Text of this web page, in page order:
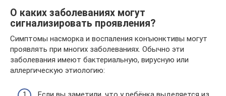
О каких заболеваниях могут
сигнализировать проявления?
Симптомы насморка и воспаления конъюнктивы могут
проявлять при многих заболеваниях. Обычно эти
заболевания имеют бактериальную, вирусную или
аллергическую этиологию: